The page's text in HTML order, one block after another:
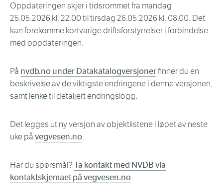
Oppdateringen skjer i tidsrommet fra mandag
25.05.2026 kl. 22.00 til tirsdag 26.05.2026 kl. 08.00. Det
kan forekomme kortvarige driftsforstyrrelser i forbindelse
med oppdateringen.
På nvdb.no under Datakatalogversjonerfinner du en
beskrivelse av de viktigste endringene i denne versjonen,
samt lenke til detaljert endringslogg.
Det legges ut ny versjon av objektlistene i løpet av neste
uke påvegvesen.no.
Har du spørsmål?Ta kontakt med NVDB via
kontaktskjemaet på vegvesen.no.